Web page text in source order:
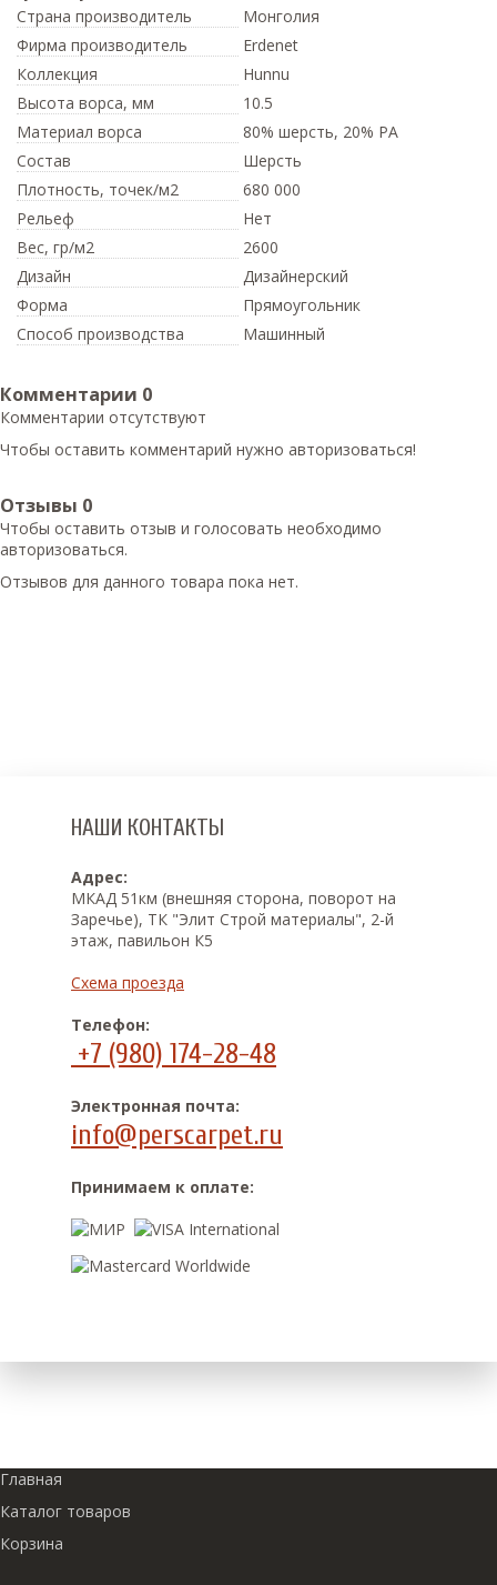
Страна производитель
Монголия
Фирма производитель
Erdenet
Коллекция
Hunnu
Высота ворса, мм
10.5
Материал ворса
80% шерсть, 20% PA
Состав
Шерсть
Плотность, точек/м2
680 000
Рельеф
Нет
Вес, гр/м2
2600
Дизайн
Дизайнерский
Форма
Прямоугольник
Способ производства
Машинный
Комментарии 0
Комментарии отсутствуют
Чтобы оставить комментарий нужно авторизоваться!
Отзывы 0
Чтобы оcтавить отзыв и голосовать необходимо
авторизоваться.
Отзывов для данного товара пока нет.
НАШИ КОНТАКТЫ
Адрес:
МКАД 51км (внешняя сторона, поворот на
Заречье), ТК "Элит Строй материалы", 2-й
этаж, павильон К5
Схема проезда
Телефон:
+7 (980) 174-28-48
Электронная почта:
info@perscarpet.ru
Принимаем к оплате:
Главная
Каталог товаров
Корзина